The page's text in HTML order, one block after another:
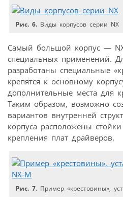
Рис. 6. Виды корпусов серии NX
Самый большой корпус —
специальных применений.
разработаны специальные
крепятся к основному
дополнительные места для
Таким образом, возможно
вариантов внутренней
корпуса расположены
крепления плат драйверов.
Рис. 7. Пример «крестовины»,